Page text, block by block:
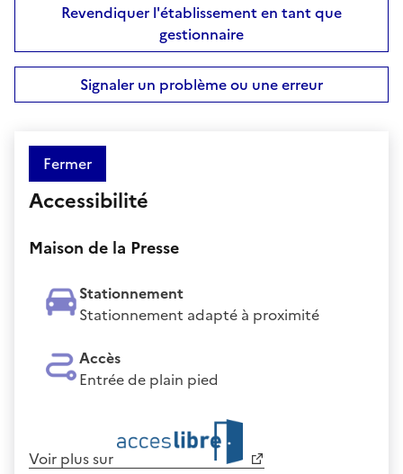
Revendiquer l'établissement en tant que
gestionnaire
Signaler un problème ou une erreur
Fermer
Accessibilité
Maison de la Presse
Stationnement
Stationnement adapté à proximité
Accès
Entrée de plain pied
Voir plus sur